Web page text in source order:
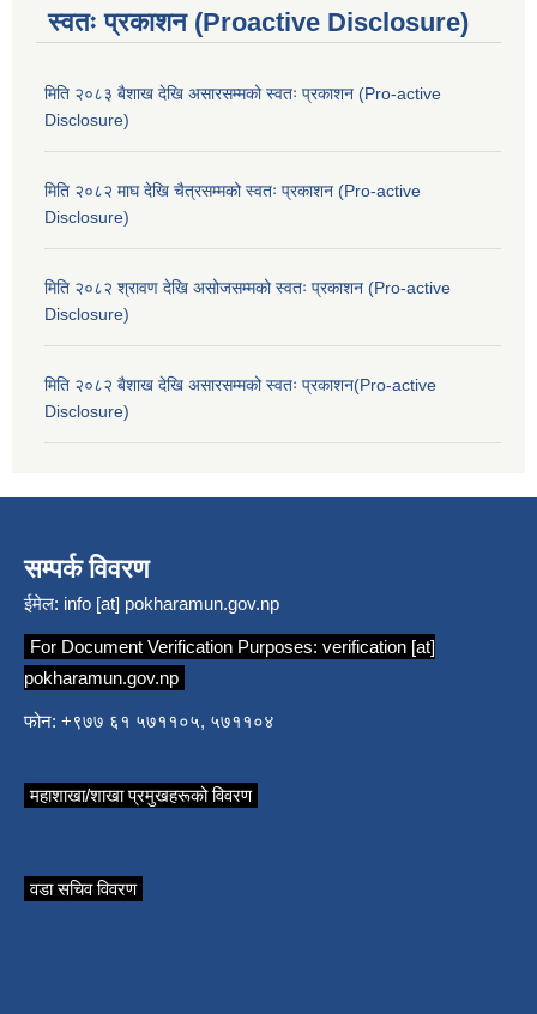
स्वतः प्रकाशन (Proactive Disclosure)
मिति २०८३ बैशाख देखि असारसम्मको स्वतः प्रकाशन (Pro-active
Disclosure)
मिति २०८२ माघ देखि चैत्रसम्मको स्वतः प्रकाशन (Pro-active
Disclosure)
मिति २०८२ श्रावण देखि असोजसम्मको स्वतः प्रकाशन (Pro-active
Disclosure)
मिति २०८२ बैशाख देखि असारसम्मको स्वतः प्रकाशन(Pro-active
Disclosure)
सम्पर्क विवरण
ईमेल: info [at] pokharamun.gov.np
For Document Verification Purposes: verification [at]
pokharamun.gov.np
फोन: +९७७ ६१ ५७११०५, ५७११०४
महाशाखा/शाखा प्रमुखहरूको विवरण
वडा सचिव विवरण